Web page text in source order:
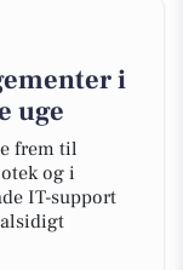
i
uge
frem til
og i
IT-support